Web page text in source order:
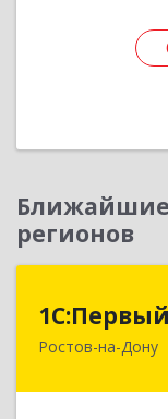
Ближайшие
регионов
Ростов-на-Дону
344091,